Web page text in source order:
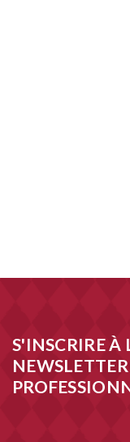
S'INSCRIRE À